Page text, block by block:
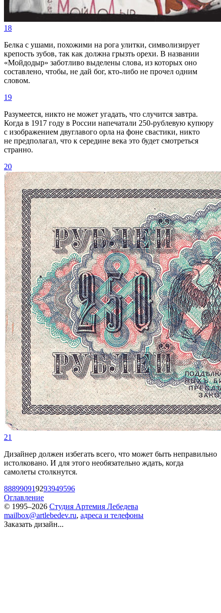
18
Белка с ушами, похожими на рога улитки, символизирует
крепость зубов, так как должна грызть орехи. В названии
«Мойдодыр» заботливо выделены слова, из которых оно
составлено, чтобы, не дай бог, кто-либо не прочел одним
словом.
19
Разумеется, никто не может угадать, что случится завтра.
Когда в 1917 году в России напечатали 250-рублевую купюру
с изображением двуглавого орла на фоне свастики, никто
не предполагал, что к середине века это будет смотреться
странно.
20
21
Дизайнер должен избегать всего, что может быть неправильно
истолковано. И для этого необязательно ждать, когда
самолеты столкнутся.
888990919293949596
Оглавление
© 1995–2026 Студия Артемия Лебедева
mailbox@artlebedev.ru, адреса и телефоны
Заказать дизайн...